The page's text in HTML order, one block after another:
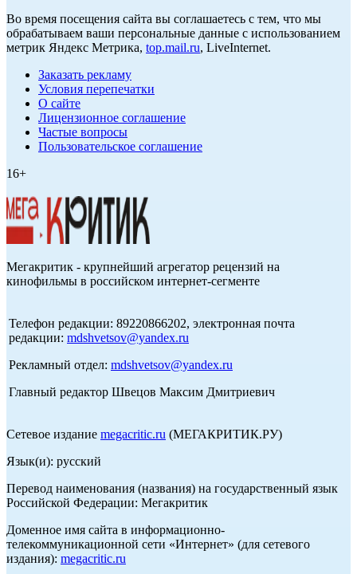
Во время посещения сайта вы соглашаетесь с тем, что мы
обрабатываем ваши персональные данные с использованием
метрик Яндекс Метрика, top.mail.ru, LiveInternet.
Заказать рекламу
Условия перепечатки
О сайте
Лицензионное соглашение
Частые вопросы
Пользовательское соглашение
16+
Мегакритик - крупнейший агрегатор рецензий на
кинофильмы в российском интернет-сегменте
Телефон редакции: 89220866202, электронная почта
редакции: mdshvetsov@yandex.ru
Рекламный отдел: mdshvetsov@yandex.ru
Главный редактор Швецов Максим Дмитриевич
Сетевое издание megacritic.ru (МЕГАКРИТИК.РУ)
Язык(и): русский
Перевод наименования (названия) на государственный язык
Российской Федерации: Мегакритик
Доменное имя сайта в информационно-
телекоммуникационной сети «Интернет» (для сетевого
издания): megacritic.ru